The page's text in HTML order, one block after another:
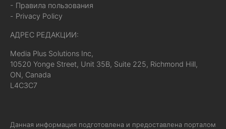
- Правила пользования
- Privacy Policy
АДРЕС РЕДАКЦИИ:
Media Plus Solutions Inc,
10520 Yonge Street, Unit 35B, Suite 225, Richmond Hill,
ON, Canada
L4C3C7
Данная информация подготовлена и предоставлена порталом